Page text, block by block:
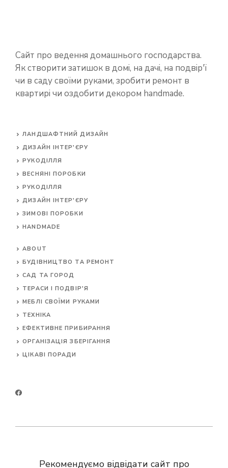
Сайт про ведення домашнього господарства.
Як створити затишок в домі, на дачі, на подвір'ї
чи в саду своїми руками, зробити ремонт в
квартирі чи оздобити декором handmade.
ЛАНДШАФТНИЙ ДИЗАЙН
ДИЗАЙН ІНТЕР'ЄРУ
РУКОДІЛЛЯ
ВЕСНЯНІ ПОРОБКИ
РУКОДІЛЛЯ
ДИЗАЙН ІНТЕР'ЄРУ
ЗИМОВІ ПОРОБКИ
HANDMADE
ABOUT
БУДІВНИЦТВО ТА РЕМОНТ
САД ТА ГОРОД
ТЕРАСИ І ПОДВІР'Я
МЕБЛІ СВОЇМИ РУКАМИ
ТЕХНІКА
ЕФЕКТИВНЕ ПРИБИРАННЯ
ОРГАНІЗАЦІЯ ЗБЕРІГАННЯ
ЦІКАВІ ПОРАДИ
Рекомендуємо відвідати сайт про